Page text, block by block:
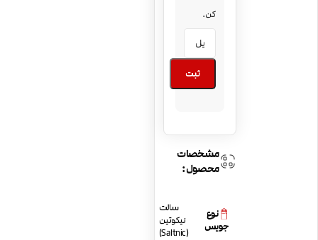
کن.
ثبت
مشخصات
محصول:
نوع
جویس
سالت
نیکوتین
(Saltnic)